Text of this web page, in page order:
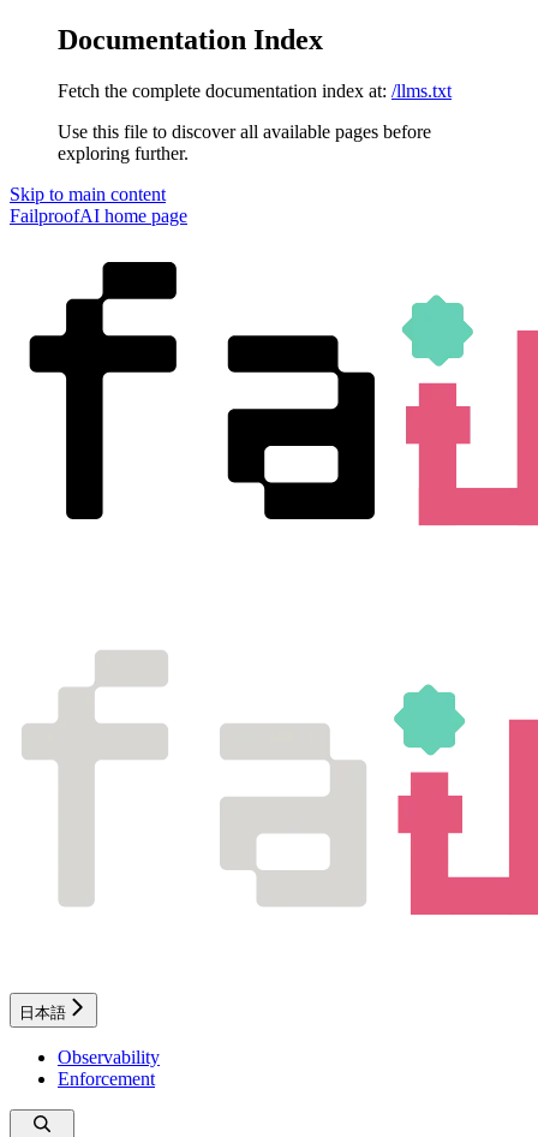
Documentation Index
Fetch the complete documentation index at: /llms.txt
Use this file to discover all available pages before
exploring further.
Skip to main content
FailproofAI home page
日本語
Observability
Enforcement